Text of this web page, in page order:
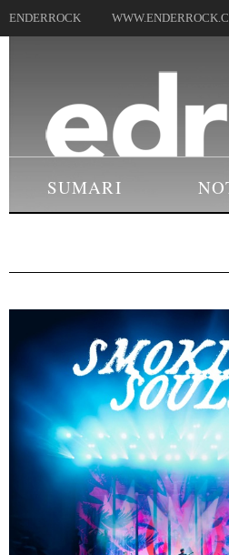
ENDERROCK
SUMARI